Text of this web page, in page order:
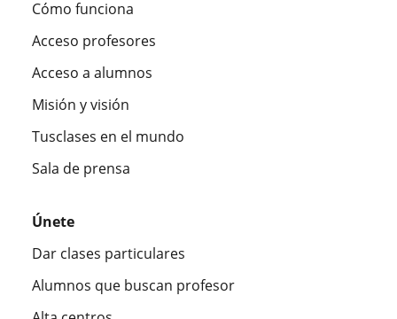
Cómo funciona
Acceso profesores
Acceso a alumnos
Misión y visión
Tusclases en el mundo
Sala de prensa
Únete
Dar clases particulares
Alumnos que buscan profesor